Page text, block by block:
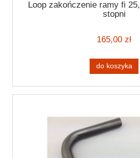
Loop zakończenie ramy fi
stopni
165,00 zł
do koszyka